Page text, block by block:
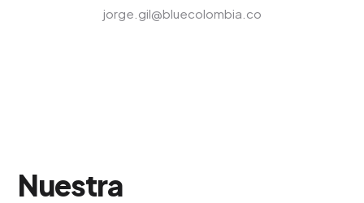
jorge.gil@bluecolombia.co
Nuestra